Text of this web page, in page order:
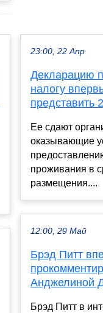
23:00, 22 Апр
Декларацию
налогу
представить
Ее сдают
оказывающие
проживания в
размещения....
12:00, 29 Май
Брэд Питт
Анджелиной
Брэд Питт в